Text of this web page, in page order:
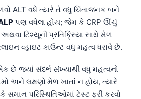
ALT વધે ત્યારે તે વધુ ચિંતાજનક બને
પણ વધેલા હોય; જેમ કે CRP ઊંચું
ટિશ્યૂની પ્રતિક્રિયા સાથે મેળ
વ્હાઇટ કાઉન્ટ વધુ મહત્વ ધરાવે છે.
છે જ્યાં સંદર્ભ સંખ્યાથી વધુ મહત્વનો
અને લક્ષણો મેળ ખાતાં ન હોય, ત્યારે
પરિસ્થિતિઓમાં ટેસ્ટ ફરી કરવો